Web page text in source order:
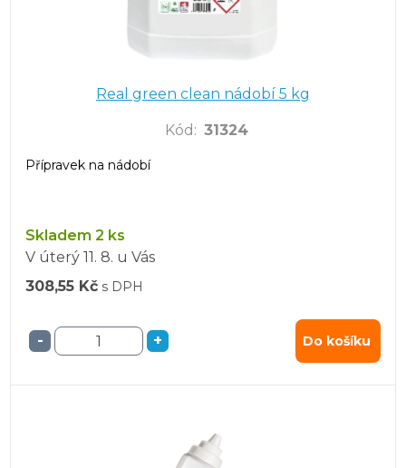
Real green clean nádobí 5 kg
Kód : 31324
Přípravek na nádobí
Skladem 2 ks
V úterý 11. 8. u Vás
308,55 Kč s DPH
- + Do košíku